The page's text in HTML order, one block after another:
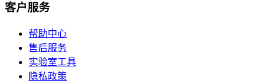
客户服务
帮助中心
售后服务
实验室工具
隐私政策